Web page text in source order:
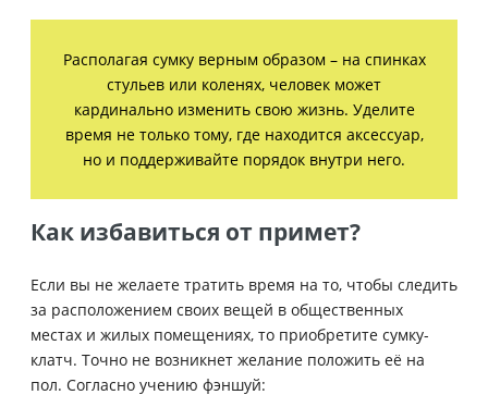
Располагая сумку верным образом – на спинках
стульев или коленях, человек может
кардинально изменить свою жизнь. Уделите
время не только тому, где находится аксессуар,
но и поддерживайте порядок внутри него.
Как избавиться от примет?
Если вы не желаете тратить время на то, чтобы следить
за расположением своих вещей в общественных
местах и жилых помещениях, то приобретите сумку-
клатч. Точно не возникнет желание положить её на
пол. Согласно учению фэншуй: